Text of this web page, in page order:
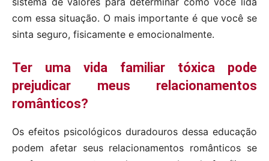
com essa situação. O mais importante é que você se
sinta seguro, fisicamente e emocionalmente.
Ter uma vida familiar tóxica pode
prejudicar meus relacionamentos
românticos?
Os efeitos psicológicos duradouros dessa educação
podem afetar seus relacionamentos românticos se